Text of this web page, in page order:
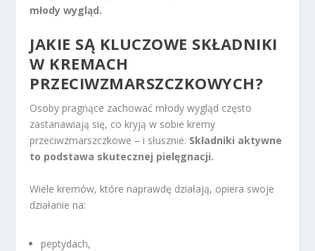
młody wygląd.
JAKIE SĄ KLUCZOWE SKŁADNIKI
W KREMACH
PRZECIWZMARSZCZKOWYCH?
Osoby pragnące zachować młody wygląd często
zastanawiają się, co kryją w sobie kremy
przeciwzmarszczkowe – i słusznie. Składniki aktywne
to podstawa skutecznej pielęgnacji.
Wiele kremów, które naprawdę działają, opiera swoje
działanie na:
peptydach,